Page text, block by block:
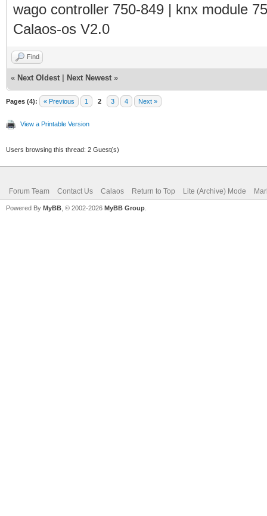
wago controller 750-849 | knx module
Calaos-os V2.0
Find
« Next Oldest Next Newest »
Pages (4): « Previous 1 2 3 4 Next »
View a Printable Version
Users browsing this thread: 2 Guest(s)
Forum Team Contact Us Calaos Return to Top Lite (Archive) Mode
Powered By MyBB , © 2002-2026 MyBB Group